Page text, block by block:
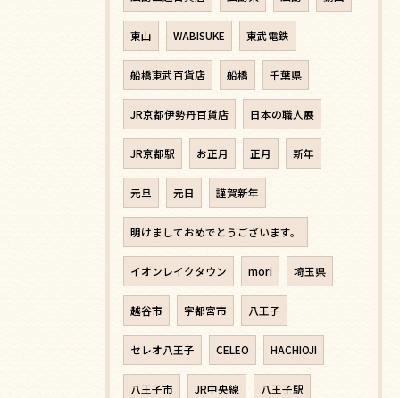
東山 WABISUKE 東武電鉄
船橋東武百貨店 船橋 千葉県
JR京都伊勢丹百貨店 日本の職人展
JR京都駅 お正月 正月 新年
元旦 元日 謹賀新年
明けましておめでとうございます。
イオンレイクタウン mori 埼玉県
越谷市 宇都宮市 八王子
セレオ八王子 CELEO HACHIOJI
八王子市 JR中央線 八王子駅